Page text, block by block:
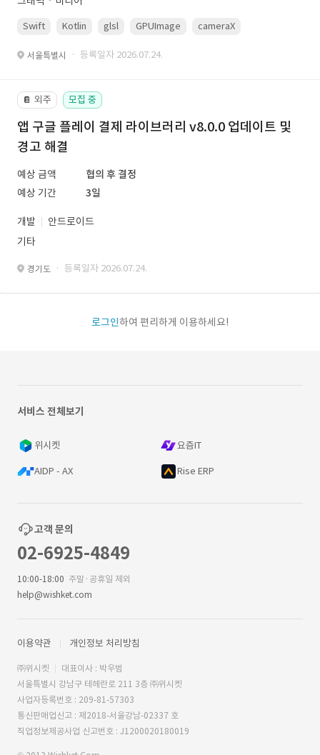
Swift Kotlin glsl GPUImage cameraX
서울특별시 · 등록일자 2026.07.24.
📔 외주 모집 중
앱 구글 플레이 결제 라이브러리 v8.0.0 업데이트 및
경고 해결
예상 금액
협의 후 결정
예상 기간
3일
개발
안드로이드
기타
경기도 · 등록일자 2026.07.24.
로그인하여 편리하게 이용하세요!
서비스 전체보기
위시켓 요즘IT
AIDP - AX Rise ERP
고객 문의
02-6925-4849
10:00-18:00 주말·공휴일 제외
help@wishket.com
이용약관 개인정보 처리방침
㈜위시켓
대표이사 : 박우범
서울특별시 강남구 테헤란로 211 3층 ㈜위시켓
사업자등록번호 : 209-81-57303
통신판매업신고 : 제2018-서울강남-02337 호
직업정보제공사업 신고번호 : J1200020180019